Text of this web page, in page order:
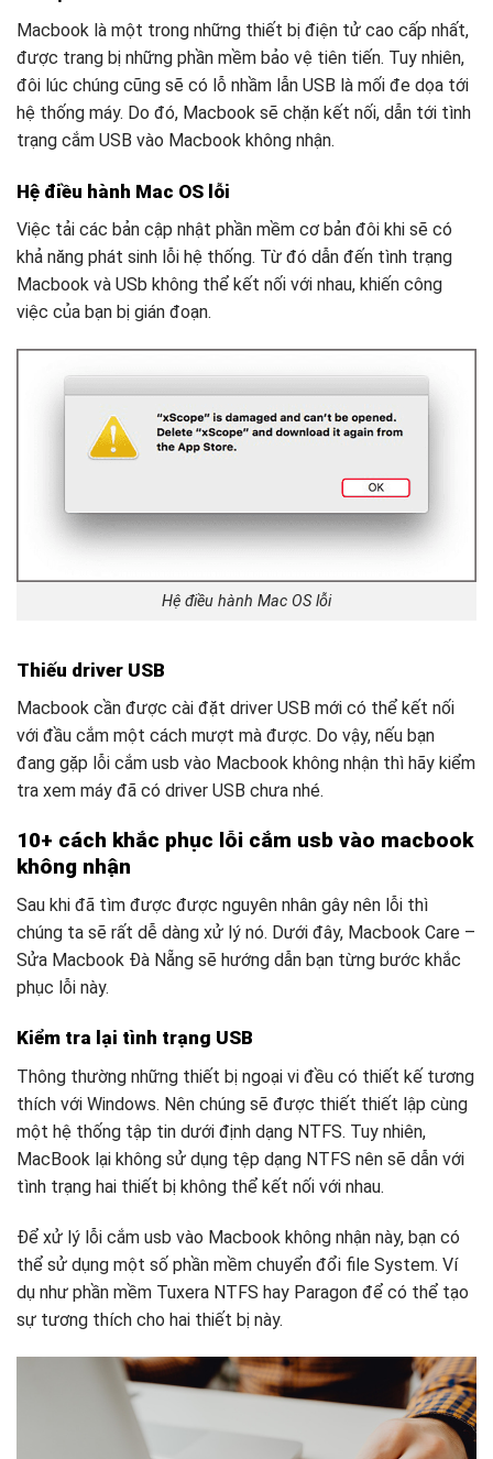
Macbook là một trong những thiết bị điện tử cao cấp nhất,
được trang bị những phần mềm bảo vệ tiên tiến. Tuy nhiên,
đôi lúc chúng cũng sẽ có lỗ nhầm lẫn USB là mối đe dọa tới
hệ thống máy. Do đó, Macbook sẽ chặn kết nối, dẫn tới tình
trạng cắm USB vào Macbook không nhận.
Hệ điều hành Mac OS lỗi
Việc tải các bản cập nhật phần mềm cơ bản đôi khi sẽ có
khả năng phát sinh lỗi hệ thống. Từ đó dẫn đến tình trạng
Macbook và USb không thể kết nối với nhau, khiến công
việc của bạn bị gián đoạn.
Hệ điều hành Mac OS lỗi
Thiếu driver USB
Macbook cần được cài đặt driver USB mới có thể kết nối
với đầu cắm một cách mượt mà được. Do vậy, nếu bạn
đang gặp lỗi cắm usb vào Macbook không nhận thì hãy kiểm
tra xem máy đã có driver USB chưa nhé.
10+ cách khắc phục lỗi cắm usb vào macbook
không nhận
Sau khi đã tìm được được nguyên nhân gây nên lỗi thì
chúng ta sẽ rất dễ dàng xử lý nó. Dưới đây, Macbook Care –
Sửa Macbook Đà Nẵng sẽ hướng dẫn bạn từng bước khắc
phục lỗi này.
Kiểm tra lại tình trạng USB
Thông thường những thiết bị ngoại vi đều có thiết kế tương
thích với Windows. Nên chúng sẽ được thiết thiết lập cùng
một hệ thống tập tin dưới định dạng NTFS. Tuy nhiên,
MacBook lại không sử dụng tệp dạng NTFS nên sẽ dẫn với
tình trạng hai thiết bị không thể kết nối với nhau.
Để xử lý lỗi cắm usb vào Macbook không nhận này, bạn có
thể sử dụng một số phần mềm chuyển đổi file System. Ví
dụ như phần mềm Tuxera NTFS hay Paragon để có thể tạo
sự tương thích cho hai thiết bị này.